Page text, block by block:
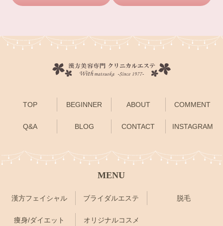
TOP BEGINNER ABOUT COMMENT
Q&A BLOG CONTACT INSTAGRAM
MENU
漢方フェイシャル ブライダルエステ 脱毛
痩身/ダイエット オリジナルコスメ